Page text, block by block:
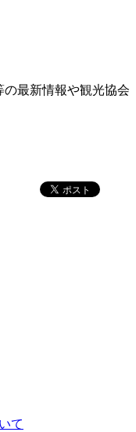
最新情報や観光協会
て